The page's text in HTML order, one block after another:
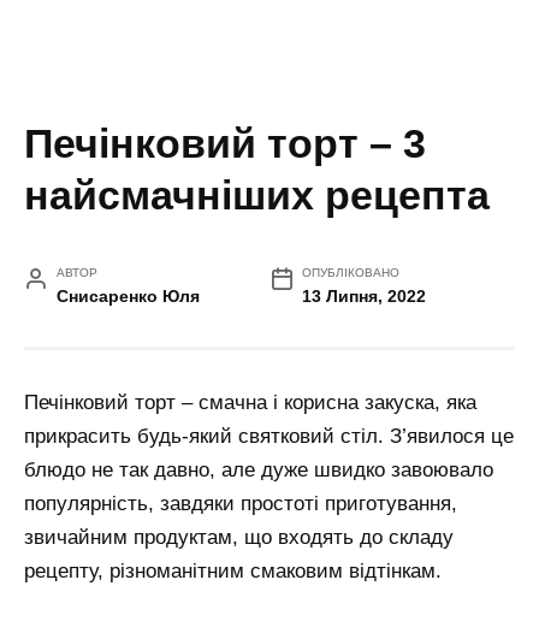
Печінковий торт – 3
найсмачніших рецепта
АВТОР
Снисаренко Юля
ОПУБЛІКОВАНО
13 Липня, 2022
Печінковий торт – смачна і корисна закуска, яка
прикрасить будь-який святковий стіл. З’явилося це
блюдо не так давно, але дуже швидко завоювало
популярність, завдяки простоті приготування,
звичайним продуктам, що входять до складу
рецепту, різноманітним смаковим відтінкам.